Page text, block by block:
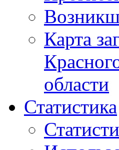
Карта
области
Статистика